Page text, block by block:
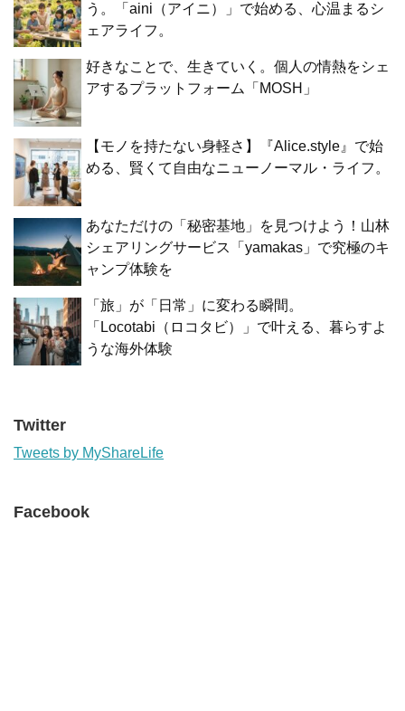
う。「aini（アイニ）」で始める、心温まるシ
ェアライフ。
好きなことで、生きていく。個人の情熱をシェ
アするプラットフォーム「MOSH」
【モノを持たない身軽さ】『Alice.style』で始
める、賢くて自由なニューノーマル・ライフ。
あなただけの「秘密基地」を見つけよう！山林
シェアリングサービス「yamakas」で究極のキ
ャンプ体験を
「旅」が「日常」に変わる瞬間。
「Locotabi（ロコタビ）」で叶える、暮らすよ
うな海外体験
Twitter
Tweets by MyShareLife
Facebook